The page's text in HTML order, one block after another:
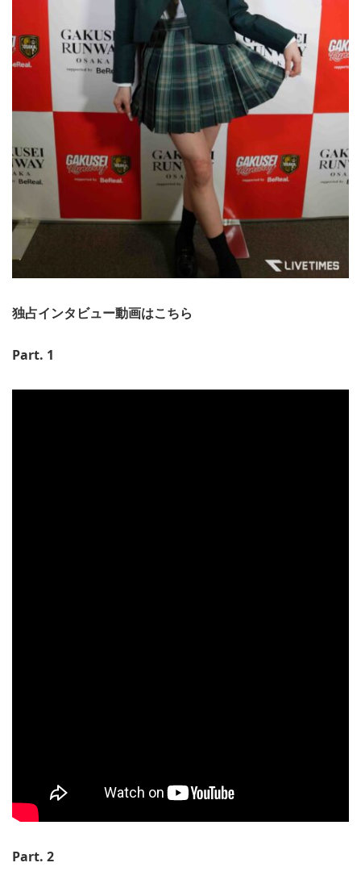
独占インタビュー動画はこちら
Part. 1
Part. 2